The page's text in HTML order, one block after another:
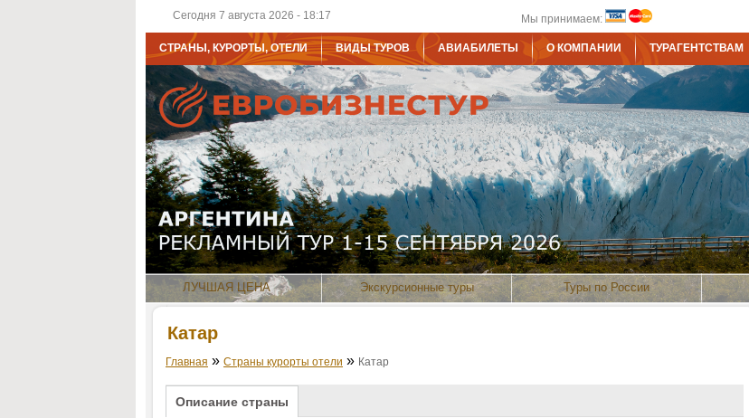
Сегодня 7 августа 2026 - 18:17 Мы принимаем:
СТРАНЫ, КУРОРТЫ, ОТЕЛИ ВИДЫ ТУРОВ АВИАБИЛЕТЫ О КОМПАНИИ ТУРАГЕНТСТВАМ
ЛУЧШАЯ ЦЕНА Экскурсионные туры Туры по России
Катар
Главная » Страны курорты отели » Катар
Описание страны